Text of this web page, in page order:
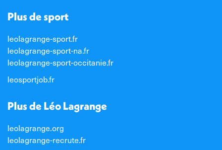
Plus de sport
leolagrange-sport.fr
leolagrange-sport-na.fr
leolagrange-sport-occitanie.fr
leosportjob.fr
Plus de Léo Lagrange
leolagrange.org
leolagrange-recrute.fr